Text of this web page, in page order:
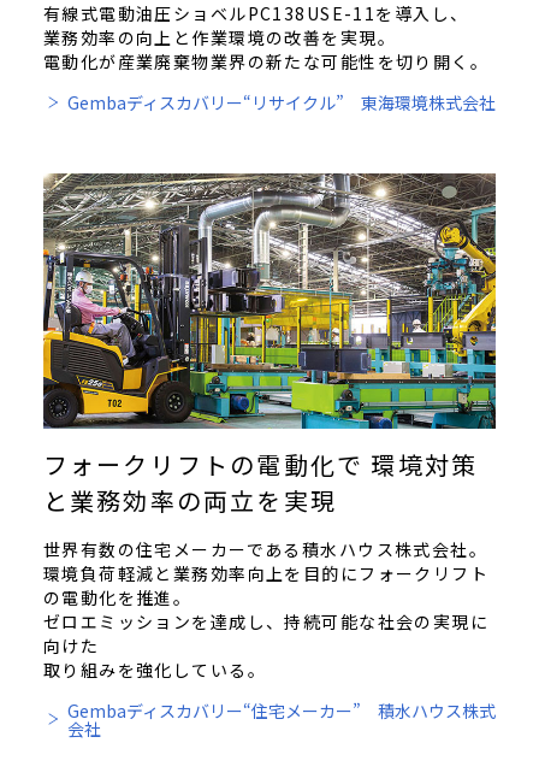
有線式電動油圧ショベルPC138USE-11を導入し、
業務効率の向上と作業環境の改善を実現。
電動化が産業廃棄物業界の新たな可能性を切り開く。
Gembaディスカバリー“リサイクル” 東海環境株式会社
フォークリフトの電動化で 環境対策
と業務効率の両立を実現
世界有数の住宅メーカーである積水ハウス株式会社。
環境負荷軽減と業務効率向上を目的にフォークリフト
の電動化を推進。
ゼロエミッションを達成し、持続可能な社会の実現に
向けた
取り組みを強化している。
Gembaディスカバリー“住宅メーカー” 積水ハウス株式
会社